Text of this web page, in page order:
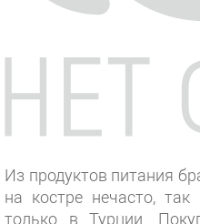
Из продуктов питания
на костре нечасто,
только в Турции.